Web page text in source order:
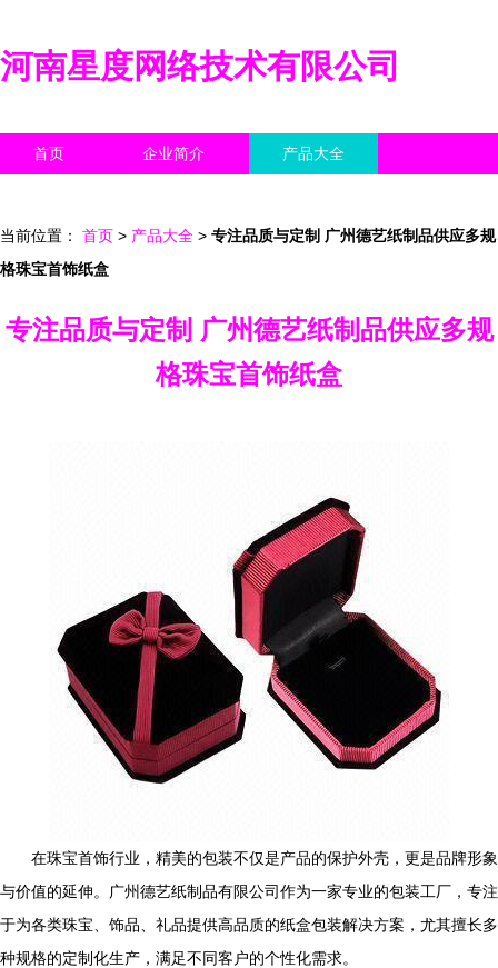
河南星度网络技术有限公司
首页 企业简介 产品大全
当前位置： 首页 > 产品大全 > 专注品质与定制 广州德艺纸制品供应多规
格珠宝首饰纸盒
专注品质与定制 广州德艺纸制品供应多规
格珠宝首饰纸盒
在珠宝首饰行业，精美的包装不仅是产品的保护外壳，更是品牌形象
与价值的延伸。广州德艺纸制品有限公司作为一家专业的包装工厂，专注
于为各类珠宝、饰品、礼品提供高品质的纸盒包装解决方案，尤其擅长多
种规格的定制化生产，满足不同客户的个性化需求。